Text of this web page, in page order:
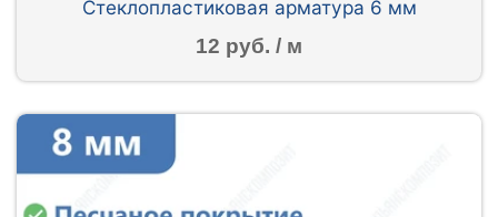
Стеклопластиковая арматура 6 мм
12 руб. / м